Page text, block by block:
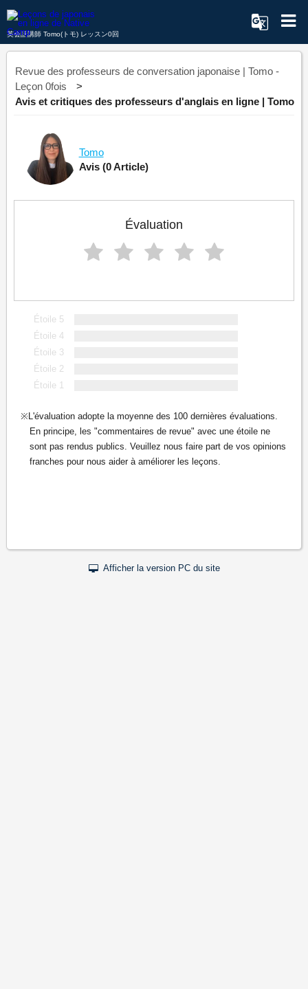
英会話講師 Tomo(トモ) レッスン0回
Revue des professeurs de conversation japonaise | Tomo -
Leçon 0fois
Avis et critiques des professeurs d'anglais en ligne | Tomo
Tomo
Avis (0 Article)
Évaluation
Étoile 5
Étoile 4
Étoile 3
Étoile 2
Étoile 1
L'évaluation adopte la moyenne des 100 dernières évaluations.
En principe, les "commentaires de revue" avec une étoile ne
sont pas rendus publics. Veuillez nous faire part de vos opinions
franches pour nous aider à améliorer les leçons.
Afficher la version PC du site